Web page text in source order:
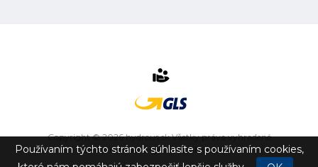
Copyright © 2026 hydrous.sk Všetky práva vyhradené
eshop na mieruvytvorilovibration.sk
Používaním týchto stránok súhlasíte s používaním cookies,